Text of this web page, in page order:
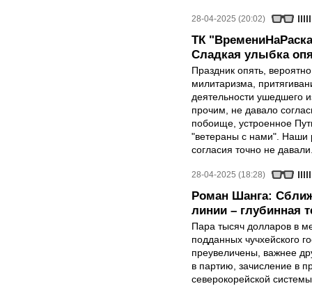
28-04-2025 (20:02)
ТК
Сладкая улыбка
Праздник опять,
милитаризма,
деятельности ушедшего
прочим, не давало
побоище, устроенное
"ветераны с нами". Наши
согласия точно не
28-04-2025 (18:28)
Роман Шанга:
линии – глубинная
Пара тысяч долларов в
подданных чучхейского
преувеличены, важнее
в партию, зачисление в
северокорейской